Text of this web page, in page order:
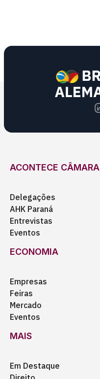
ACONTECE CÂMARA
Delegações
AHK Paraná
Entrevistas
Eventos
ECONOMIA
Empresas
Feiras
Mercado
Eventos
MAIS
Em Destaque